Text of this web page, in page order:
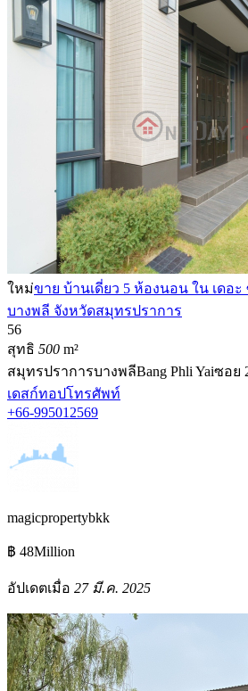
ใหม่ขาย บ้านเดี่ยว 5 ห้องนอน ใน เดอะ
บางพลี จังหวัดสมุทรปราการ
56
สุทธิ 500 m²
สมุทรปราการบางพลีBang Phli Yaiซอย
เดสก์ทอปโทรศัพท์
+66-995012569
magicpropertybkk
฿ 48Million
อัปเดตเมื่อ 27 มี.ค. 2025